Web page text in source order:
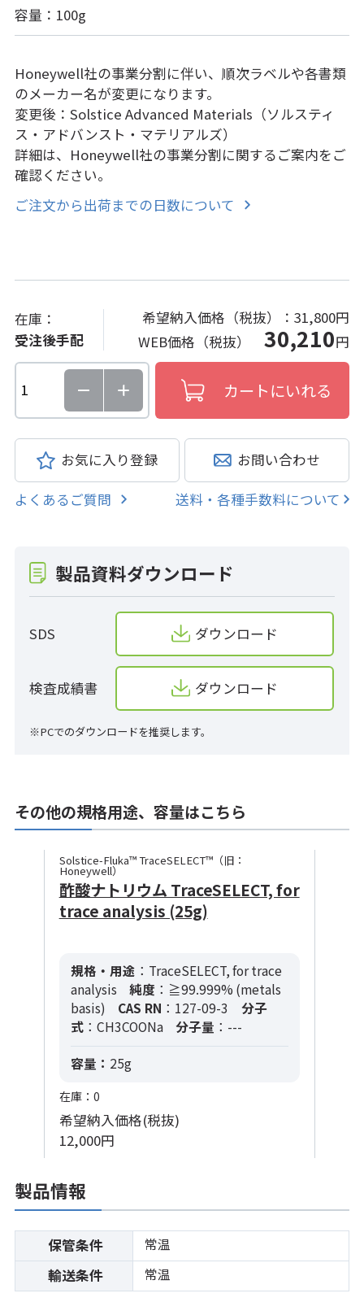
容量：100g
Honeywell社の事業分割に伴い、順次ラベルや各書類
のメーカー名が変更になります。
変更後：Solstice Advanced Materials（ソルスティ
ス・アドバンスト・マテリアルズ）
詳細は、Honeywell社の事業分割に関するご案内をご
確認ください。
ご注文から出荷までの日数について
在庫：
受注後手配
希望納入価格（税抜）：31,800円
WEB価格（税抜）30,210円
お気に入り登録 お問い合わせ
よくあるご質問 送料・各種手数料について
製品資料ダウンロード
SDS ダウンロード
検査成績書 ダウンロード
※PCでのダウンロードを推奨します。
その他の規格用途、容量はこちら
Solstice-Fluka™ TraceSELECT™（旧：
Honeywell）
酢酸ナトリウム TraceSELECT, for
trace analysis (25g)
規格・用途 ：TraceSELECT, for trace
analysis
純度 ：≧99.999% (metals
basis)
CAS RN ：127-09-3
分子
式：CH3COONa 分子量 ：---
容量： 25g
在庫：0
希望納入価格(税抜)
12,000円
製品情報
保管条件 常温
輸送条件 常温